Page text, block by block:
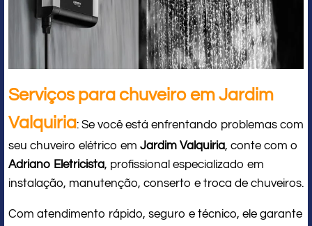
Serviços para chuveiro em Jardim
Valquiria: Se você está enfrentando problemas com
seu chuveiro elétrico em Jardim Valquiria, conte com o
Adriano Eletricista, profissional especializado em
instalação, manutenção, conserto e troca de chuveiros.
Com atendimento rápido, seguro e técnico, ele garante